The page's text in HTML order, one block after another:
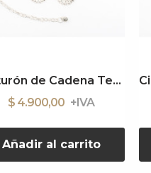
Cinturón de Cadena Textured Daisy
$ 4.900,00
Añadir al carrito